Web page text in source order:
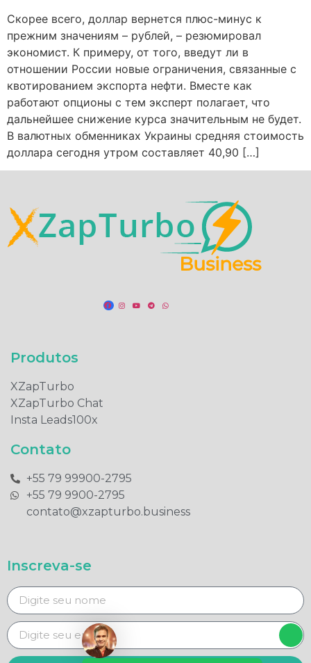
Скорее всего, доллар вернется плюс-минус к
прежним значениям – рублей, – резюмировал
экономист. К примеру, от того, введут ли в
отношении России новые ограничения, связанные с
квотированием экспорта нефти. Вместе как
работают опционы с тем эксперт полагает, что
дальнейшее снижение курса значительным не будет.
В валютных обменниках Украины средняя стоимость
доллара сегодня утром составляет 40,90 […]
Produtos​
XZapTurbo
XZapTurbo Chat
Insta Leads100x
Contato
+55 79 99900-2795​
+55 79 9900-2795​
contato@xzapturbo.business
Inscreva-se